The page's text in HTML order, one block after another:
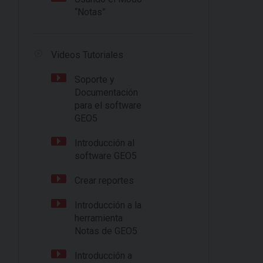
“Notas”
Videos Tutoriales
Soporte y
Documentación
para el software
GEO5
Introducción al
software GEO5
Crear reportes
Introducción a la
herramienta
Notas de GEO5
Introducción a